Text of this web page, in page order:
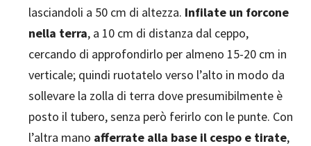
lasciandoli a 50 cm di altezza. Infilate un forcone
nella terra, a 10 cm di distanza dal ceppo,
cercando di approfondirlo per almeno 15-20 cm in
verticale; quindi ruotatelo verso l’alto in modo da
sollevare la zolla di terra dove presumibilmente è
posto il tubero, senza però ferirlo con le punte. Con
l’altra mano afferrate alla base il cespo e tirate,